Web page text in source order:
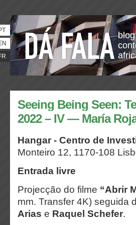
Seeing Being Seen:
2022 – IV — María
Hangar - Centro de
Monteiro 12, 1170-108
Entrada livre
Projecção do filme “Abrir
mm. Transfer 4K) seguida
Arias e Raquel Schefer.